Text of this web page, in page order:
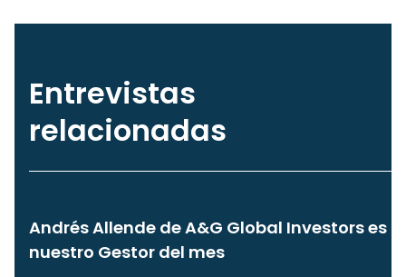
Entrevistas
relacionadas
Andrés Allende de A&G Global Investors es
nuestro Gestor del mes